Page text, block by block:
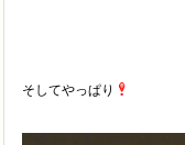
そしてやっぱり